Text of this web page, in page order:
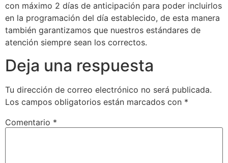
con máximo 2 días de anticipación para poder incluirlos
en la programación del día establecido, de esta manera
también garantizamos que nuestros estándares de
atención siempre sean los correctos.
Deja una respuesta
Tu dirección de correo electrónico no será publicada.
Los campos obligatorios están marcados con *
Comentario *